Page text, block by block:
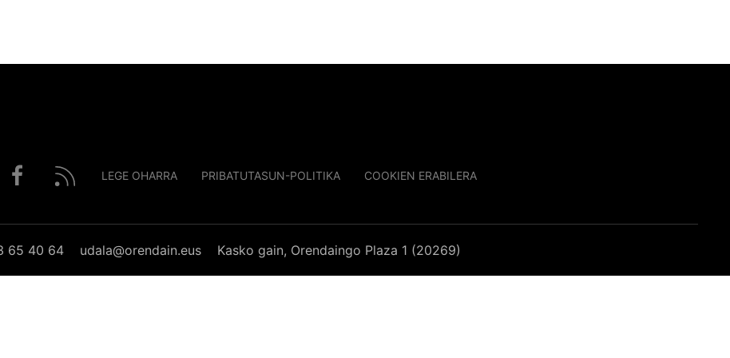
LEGE OHARRA PRIBATUTASUN-POLITIKA COOKIEN ERABILERA
65 40 64 udala@orendain.eus Kasko gain, Orendaingo Plaza 1 (20269)